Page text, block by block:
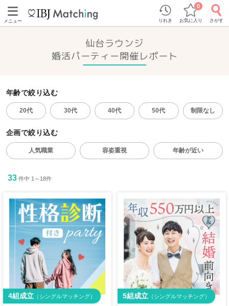
メニュー りれき お気に入り
0
さがす
仙台ラウンジ
婚活パーティー開催レポート
年齢で絞り込む
20代 30代 40代 50代 制限なし
企画で絞り込む
人気職業 容姿重視 年齢が近い
33 件中 1～18件
4組成立 （シングルマッチング） 5組成立 （シングルマッチング）